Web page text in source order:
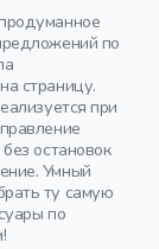
по
страницу.
при
остановок
Умный
ту самую
по